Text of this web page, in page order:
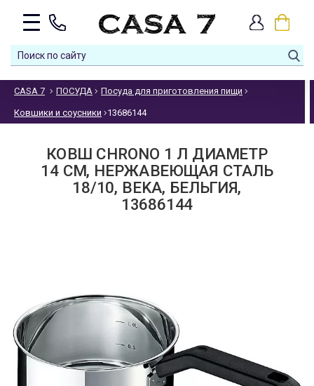
CASA 7 ПОСУДА Посуда для приготовления пищи
Ковшики и соусники 13686144
КОВШ CHRONO 1 Л ДИАМЕТР
14 СМ, НЕРЖАВЕЮЩАЯ СТАЛЬ
18/10, BEKA, БЕЛЬГИЯ,
13686144